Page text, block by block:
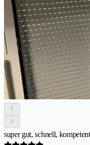
super gut, schnell,